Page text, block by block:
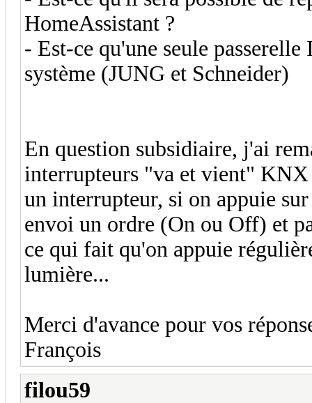
HomeAssistant ?
- Est-ce qu'une seule
système (JUNG et Schneider)
En question subsidiaire, j'ai
interrupteurs "va et vient"
un interrupteur, si on appuie
envoi un ordre (On ou Off) et
ce qui fait qu'on appuie
lumière...
Merci d'avance pour vos
François
filou59